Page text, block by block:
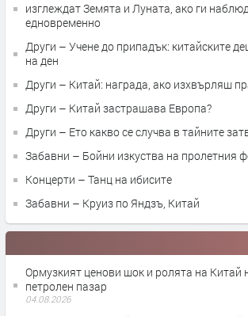
изглеждат Земята и Луната, ако ги
едновременно
Други – Учене до припадък: китайските
на ден
Други – Китай: награда, ако изхвърляш
Други – Китай застрашава Европа?
Други – Ето какво се случва в тайните
Забавни – Бойни изкуства на пролетния
Концерти – Танц на ибисите
Забавни – Круиз по Яндзъ, Китай
Ормузкият ценови шок и ролята на Китай
петролен пазар
04.08.2026